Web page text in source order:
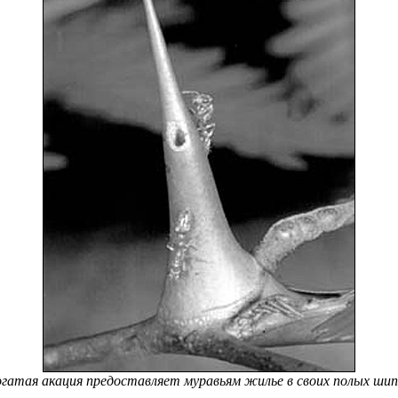
акация предоставляет муравьям жилье в своих полых